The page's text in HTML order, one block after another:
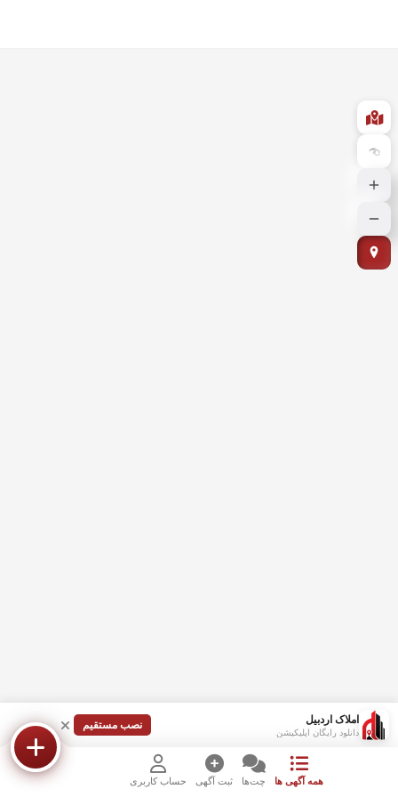
املاک اردبیل
دانلود رایگان اپلیکیشن
نصب مستقیم
همه آگهی ها چت‌ها ثبت آگهی حساب کاربری